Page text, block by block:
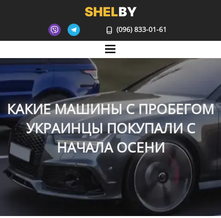
(096) 833-01-61
Mane
КАКИЕ МАШИНЫ С ПРОБЕГОМ
УКРАИНЦЫ ПОКУПАЛИ С
НАЧАЛА ОСЕНИ